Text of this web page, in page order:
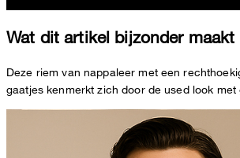
Wat dit artikel bijzonder maakt
Deze riem van nappaleer met een
gaatjes kenmerkt zich door de used look met